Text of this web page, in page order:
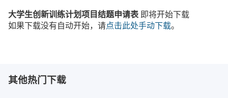
大学生创新训练计划项目结题申请表 即将开始下载
如果下载没有自动开始，请点击此处手动下载。
其他热门下载